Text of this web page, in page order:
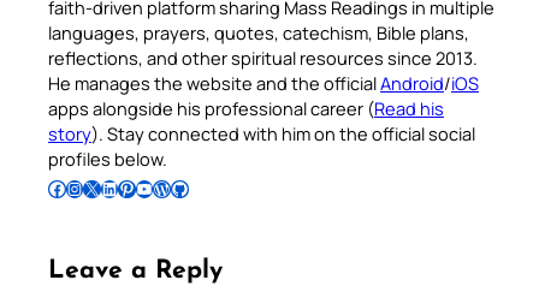
faith-driven platform sharing Mass Readings in multiple
languages, prayers, quotes, catechism, Bible plans,
reflections, and other spiritual resources since 2013.
He manages the website and the officialAndroid/iOS
apps alongside his professional career (Read his
story). Stay connected with him on the official social
profiles below.
Follow Pradeep on Facebook Follow Pradeep on InstagramFollow Pradeep on X Follow Pradeep on LinkedIn Follow Pradeep on Pinterest Subscribe to Pradeep’s Youtube Channel Follow Pradeep on WordPress Follow Pradeep on GitHub
Leave a Reply